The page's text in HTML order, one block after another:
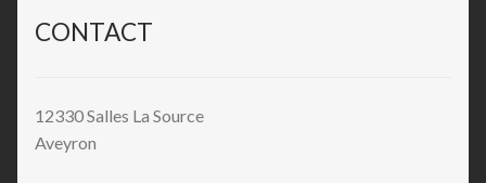
CONTACT
12330 Salles La Source
Aveyron